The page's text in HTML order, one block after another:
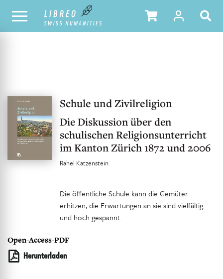
UNSER KATALOG INHALTSVERZEICHNIS
Schule und Zivilreligion
Die Diskussion über den
schulischen Religionsunterricht
im Kanton Zürich 1872 und 2006
Rahel Katzenstein
Die öffentliche Schule kann die Gemüter
erhitzen, die Erwartungen an sie sind vielfältig
und hoch gespannt.
Open-Access-PDF
Herunterladen